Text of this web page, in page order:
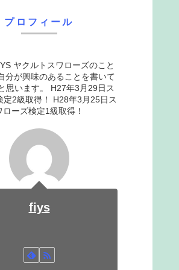
プロフィール
ヤクルトスワローズのこと
分が興味のあることを書いて
思います。 H27年3月29日ス
定2級取得！ H28年3月25日ス
ローズ検定1級取得！
fiys